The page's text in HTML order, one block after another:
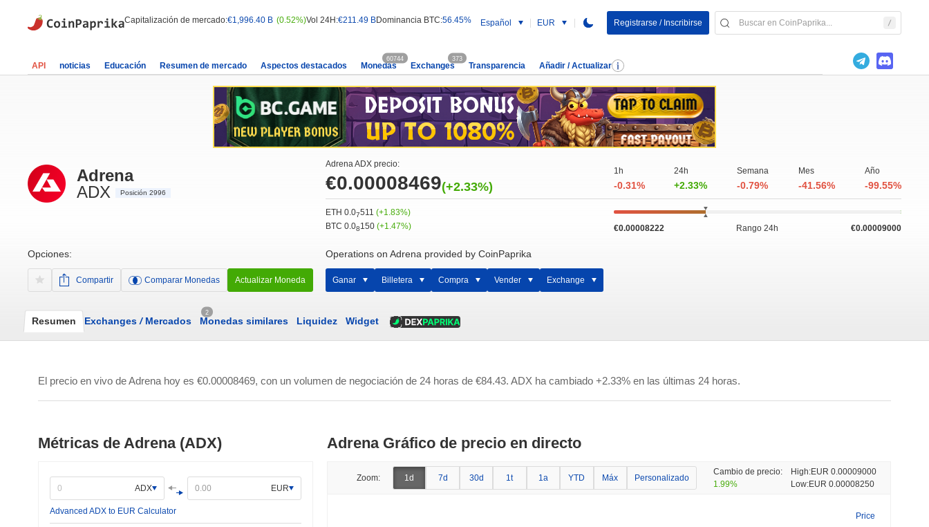
Capitalización de mercado:€1,996.40 B (0.52%)Vol 24H:€211.49 BDominancia BTC:56.45% Español EUR Registrarse / Inscribirse
API noticias Educación Resumen de mercado Aspectos destacados Monedas
60744
Exchanges
373
Transparencia Añadir / Actualizar
Adrena
ADX
Posición 2996
Opciones:
Compartir Comparar Monedas Actualizar Moneda
Adrena ADX precio:
€0.00008469(+2.33%)
1h
-0.31%
24h
+2.33%
Semana
-0.79%
Mes
-41.56%
Año
-99.55%
ETH 0.07511(+1.83%)
BTC 0.08150(+1.47%) €0.00008222 Rango 24h €0.00009000
Operations on Adrena provided by CoinPaprika
Ganar Billetera Compra Vender Exchange
Resumen Exchanges /Mercados
2
Monedas similares Liquidez Widget
El precio en vivo de Adrena hoy es €0.00008469, con un volumen de negociación de 24 horas de €84.43. ADX ha cambiado +2.33% en las últimas 24 horas.
Métricas de Adrena (ADX)
ADX EUR
Advanced ADX to EUR Calculator
Adrena Gráfico de precio en directo
Zoom: 1d 7d 30d 1t 1a YTD Máx Personalizado
Cambio de precio:
1.99%
High:EUR 0.00009000
Low:EUR 0.00008250
Price